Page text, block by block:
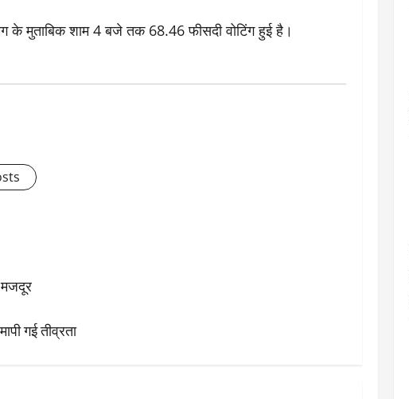
के मुताबिक शाम 4 बजे तक 68.46 फीसदी वोटिंग हुई है।
मजदूर
गई तीव्रता